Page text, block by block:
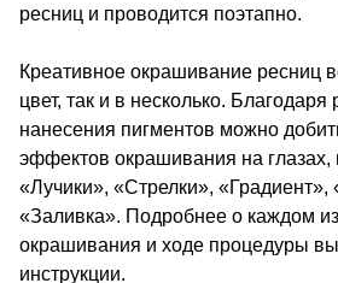
ресниц и проводится поэтапно.
Креативное окрашивание ресниц
цвет, так и в несколько.
нанесения пигментов можно
эффектов окрашивания на глазах,
«Лучики», «Стрелки», «Градиент»,
«Заливка». Подробнее о каждом
окрашивания и ходе процедуры вы
инструкции.